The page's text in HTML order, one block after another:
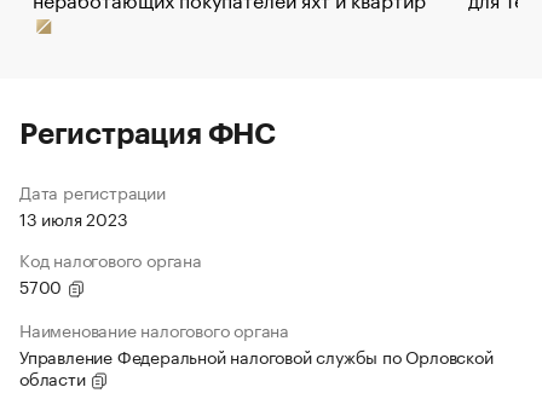
Регистрация ФНС
Дата регистрации
13 июля 2023
Код налогового органа
5700
Наименование налогового органа
Управление Федеральной налоговой службы по Орловской
области